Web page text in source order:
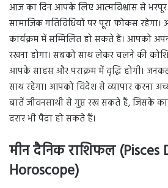
आज का दिन आपके लिए आत्मविश्वास से
सामाजिक गतिविधियों पर पूरा फोकस
कार्यक्रम में सम्मिलित हो सकते हैं। आपको
रखना होगा। सबको साथ लेकर चलने की
आपके साहस और पराक्रम में वृद्धि होगी।
साथ रहेगा। आपको विदेश से व्यापार करना
बातें जीवनसाथी से गुप्त रख सकते हैं, जिसके
दरार भी पैदा हो सकते हैं।
मीन दैनिक राशिफल (Pisces
Horoscope)